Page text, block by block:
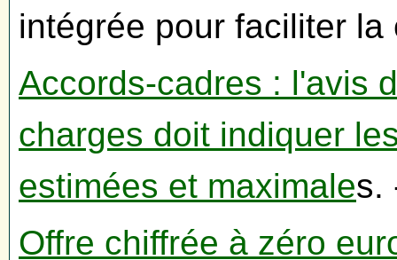
intégrée pour faciliter
Accords-cadres : l'avis
charges doit indiquer
estimées et maximales.
Offre chiffrée à zéro